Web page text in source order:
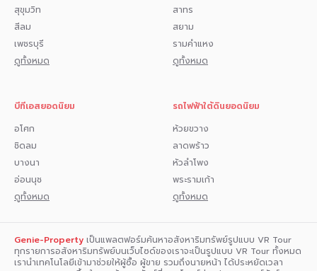
สุขุมวิท
สีลม
เพชรบุรี
ดูทั้งหมด
สาทร
สยาม
รามคำแหง
ดูทั้งหมด
บีทีเอสยอดนิยม
อโศก
ชิดลม
บางนา
อ่อนนุช
ดูทั้งหมด
รถไฟฟ้าใต้ดินยอดนิยม
ห้วยขวาง
ลาดพร้าว
หัวลำโพง
พระรามเก้า
ดูทั้งหมด
Genie-Property เป็นแพลตฟอร์มค้นหาอสังหาริมทรัพย์รูปแบบ VR Tour
ทุกรายการอสังหาริมทรัพย์บนเว็บไซด์ของเราจะเป็นรูปแบบ VR Tour ทั้งหมด
เรานำเทคโนโลยีเข้ามาช่วยให้ผู้ซื้อ ผู้ขาย รวมถึงนายหน้า ได้ประหยัดเวลา